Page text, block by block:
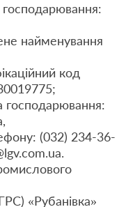
найменування
код
господарювання:
(032) 234-36-
«Рубанівка»